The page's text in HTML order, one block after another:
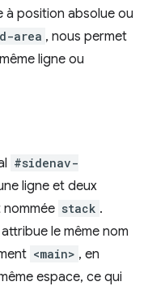
à position absolue ou
area , nous permet
ligne ou
#sidenav-
ligne et deux
stack .
le même nom
<main> , en
espace, ce qui